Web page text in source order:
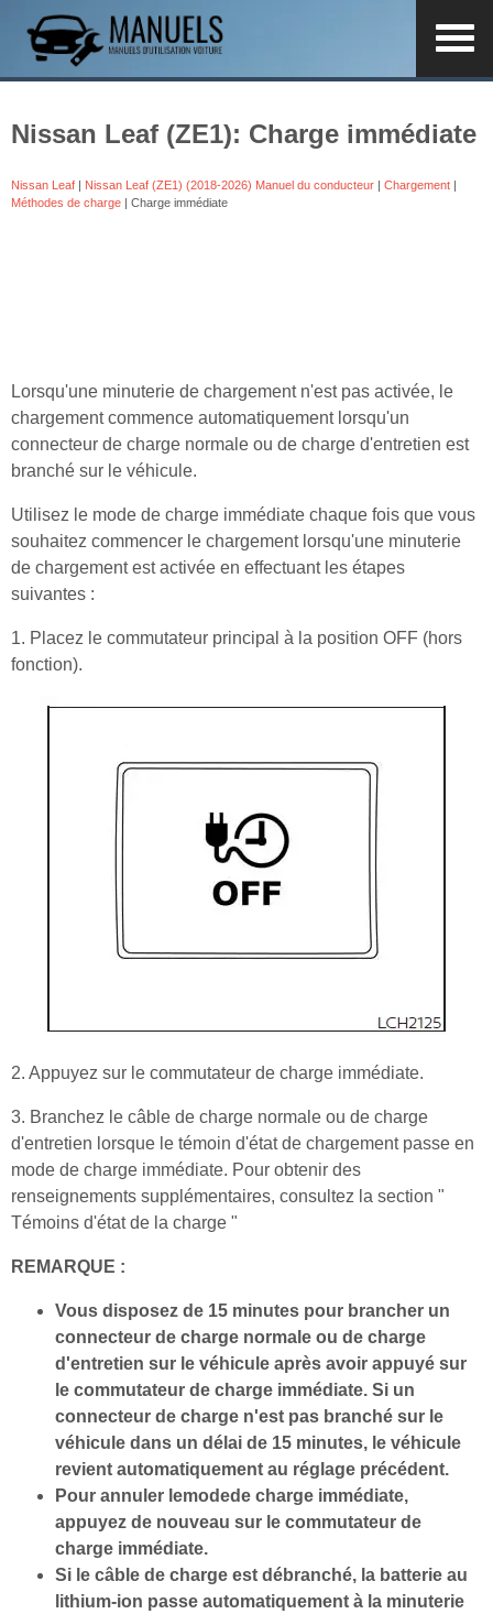
Nissan Leaf (ZE1): Charge immédiate
Nissan Leaf | Nissan Leaf (ZE1) (2018-2026) Manuel du conducteur | Chargement |
Méthodes de charge | Charge immédiate
Lorsqu'une minuterie de chargement n'est pas activée, le
chargement commence automatiquement lorsqu'un
connecteur de charge normale ou de charge d'entretien est
branché sur le véhicule.
Utilisez le mode de charge immédiate chaque fois que vous
souhaitez commencer le chargement lorsqu'une minuterie
de chargement est activée en effectuant les étapes
suivantes :
1. Placez le commutateur principal à la position OFF (hors
fonction).
2. Appuyez sur le commutateur de charge immédiate.
3. Branchez le câble de charge normale ou de charge
d'entretien lorsque le témoin d'état de chargement passe en
mode de charge immédiate. Pour obtenir des
renseignements supplémentaires, consultez la section "
Témoins d'état de la charge "
REMARQUE :
Vous disposez de 15 minutes pour brancher un
connecteur de charge normale ou de charge
d'entretien sur le véhicule après avoir appuyé sur
le commutateur de charge immédiate. Si un
connecteur de charge n'est pas branché sur le
véhicule dans un délai de 15 minutes, le véhicule
revient automatiquement au réglage précédent.
Pour annuler lemodede charge immédiate,
appuyez de nouveau sur le commutateur de
charge immédiate.
Si le câble de charge est débranché, la batterie au
lithium-ion passe automatiquement à la minuterie